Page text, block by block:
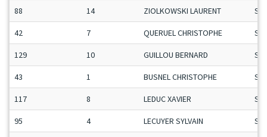
88 14 ZIOLKOWSKI LAURENT
42 7 QUERUEL CHRISTOPHE
129 10 GUILLOU BERNARD
43 1 BUSNEL CHRISTOPHE
117 8 LEDUC XAVIER
95 4 LECUYER SYLVAIN